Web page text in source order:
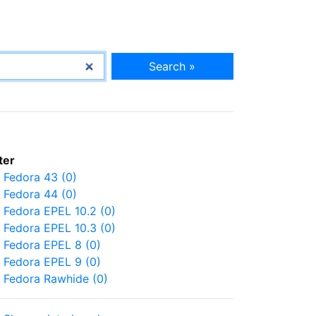
Search »
Fedora 43 (0)
Fedora 44 (0)
Fedora EPEL 10.2 (0)
Fedora EPEL 10.3 (0)
Fedora EPEL 8 (0)
Fedora EPEL 9 (0)
Fedora Rawhide (0)